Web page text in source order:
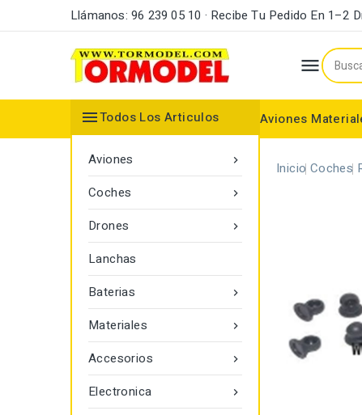
Llámanos: 96 239 05 10 · Recibe Tu Pedido En 1–2

Aviones
Todos Los Articulos

Aviones

Coches

Drones
Lanchas

Baterias

Materiales

Accesorios

Electronica
Inicio Coches